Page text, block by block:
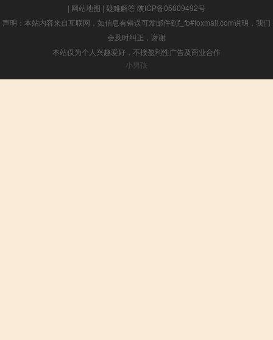
| 网站地图 | 疑难解答 陕ICP备05009492号
声明：本站内容来自互联网，如信息有错误可发邮件到f_fb#foxmail.com说明，我们
会及时纠正，谢谢
本站仅为个人兴趣爱好，不接盈利性广告及商业合作
小男孩